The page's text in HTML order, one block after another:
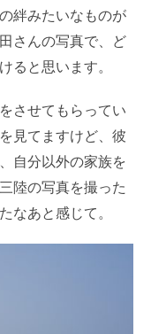
絆みたいなものが
さんの写真で、ど
ると思います。
させてもらってい
見てますけど、彼
自分以外の家族を
陸の写真を撮った
なあと感じて。